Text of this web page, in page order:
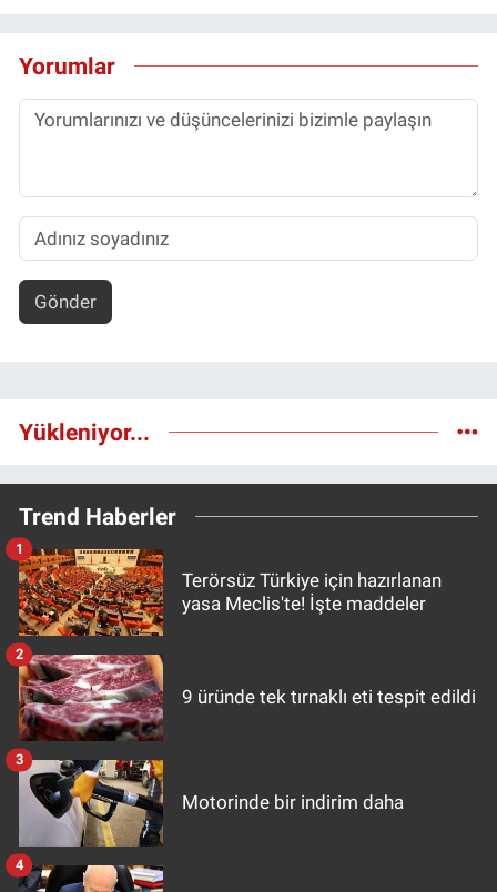
Yorumlar
Gönder
Yükleniyor...
Trend Haberler
Terörsüz Türkiye için hazırlanan
yasa Meclis'te! İşte maddeler
1
9 üründe tek tırnaklı eti tespit edildi
2
Motorinde bir indirim daha
3
4